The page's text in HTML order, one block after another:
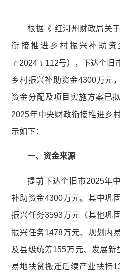
根据《 红河州财政局关
衔接推进乡村振兴补助
﹝2024﹞112号），下达个
乡村振兴补助资金4300万元
资金分配及项目实施方案已
2025年中央财政衔接推进乡
示如下：
一、资金来源
提前下达个旧市2025年
补助资金4300万元。其中巩
振兴任务3593万元（其他巩
振兴任务1478万元、规划内
及县级统筹155万元、发展新
易地扶贫搬迁后续产业扶持